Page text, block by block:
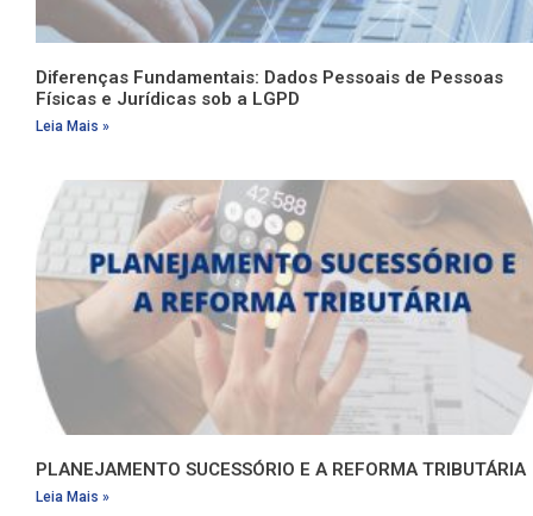
Diferenças Fundamentais: Dados Pessoais de Pessoas
Físicas e Jurídicas sob a LGPD
Leia Mais »
PLANEJAMENTO SUCESSÓRIO E A REFORMA TRIBUTÁRIA
Leia Mais »